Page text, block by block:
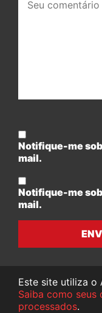
comentário:
Notifique-me
mail.
Notifique-me
mail.
Este site utiliza o
Saiba como seus
processados.